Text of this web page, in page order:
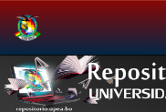
Salir
de
la